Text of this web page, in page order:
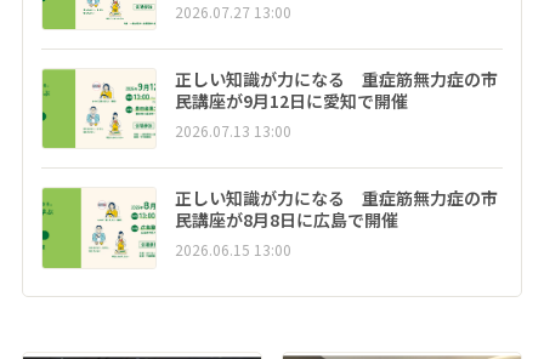
2026.07.27 13:00
正しい知識が力になる 重症筋無力症の市
民講座が9月12日に愛知で開催
2026.07.13 13:00
正しい知識が力になる 重症筋無力症の市
民講座が8月8日に広島で開催
2026.06.15 13:00